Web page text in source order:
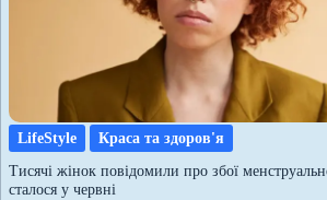
LifeStyle
Краса та здоров'я
Тисячі жінок повідомили про збої
сталося у червні